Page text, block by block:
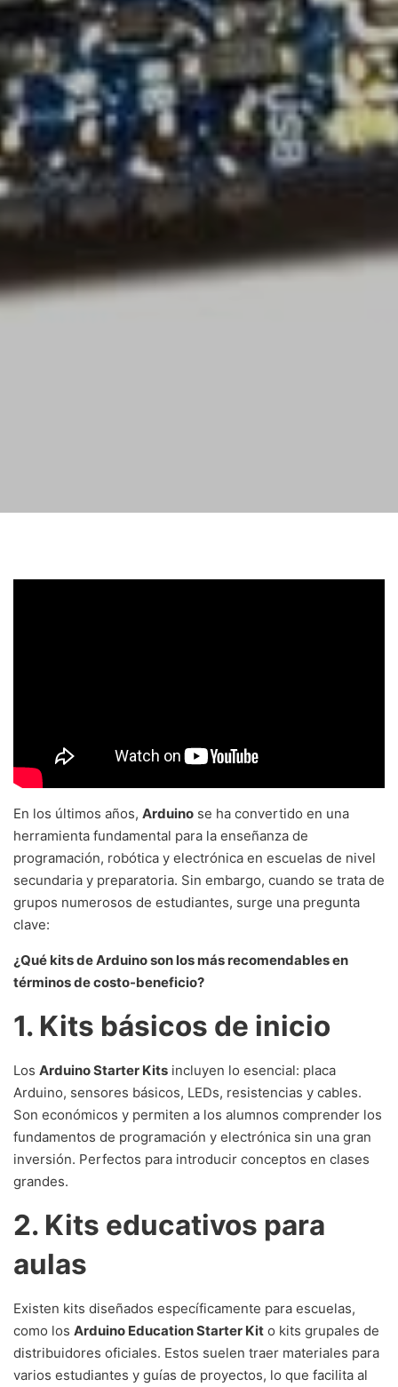
En los últimos años, Arduino se ha convertido en una
herramienta fundamental para la enseñanza de
programación, robótica y electrónica en escuelas de nivel
secundaria y preparatoria. Sin embargo, cuando se trata de
grupos numerosos de estudiantes, surge una pregunta
clave:
¿Qué kits de Arduino son los más recomendables en
términos de costo-beneficio?
1. Kits básicos de inicio
Los Arduino Starter Kits incluyen lo esencial: placa
Arduino, sensores básicos, LEDs, resistencias y cables.
Son económicos y permiten a los alumnos comprender los
fundamentos de programación y electrónica sin una gran
inversión. Perfectos para introducir conceptos en clases
grandes.
2. Kits educativos para
aulas
Existen kits diseñados específicamente para escuelas,
como los Arduino Education Starter Kit o kits grupales de
distribuidores oficiales. Estos suelen traer materiales para
varios estudiantes y guías de proyectos, lo que facilita al